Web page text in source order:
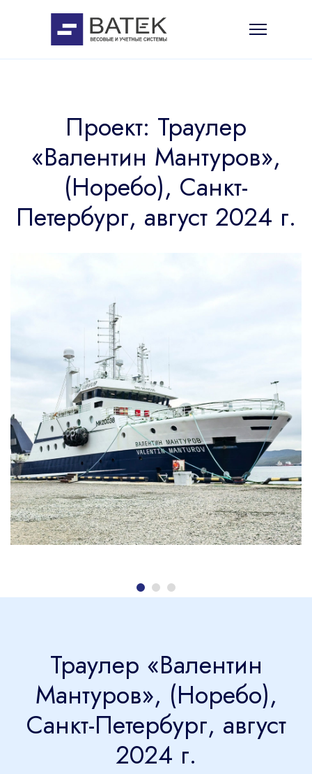
Проект: Траулер
«Валентин Мантуров»,
(Норебо), Санкт-
Петербург, август 2024 г.
Траулер «Валентин
Мантуров», (Норебо),
Санкт-Петербург, август
2024 г.